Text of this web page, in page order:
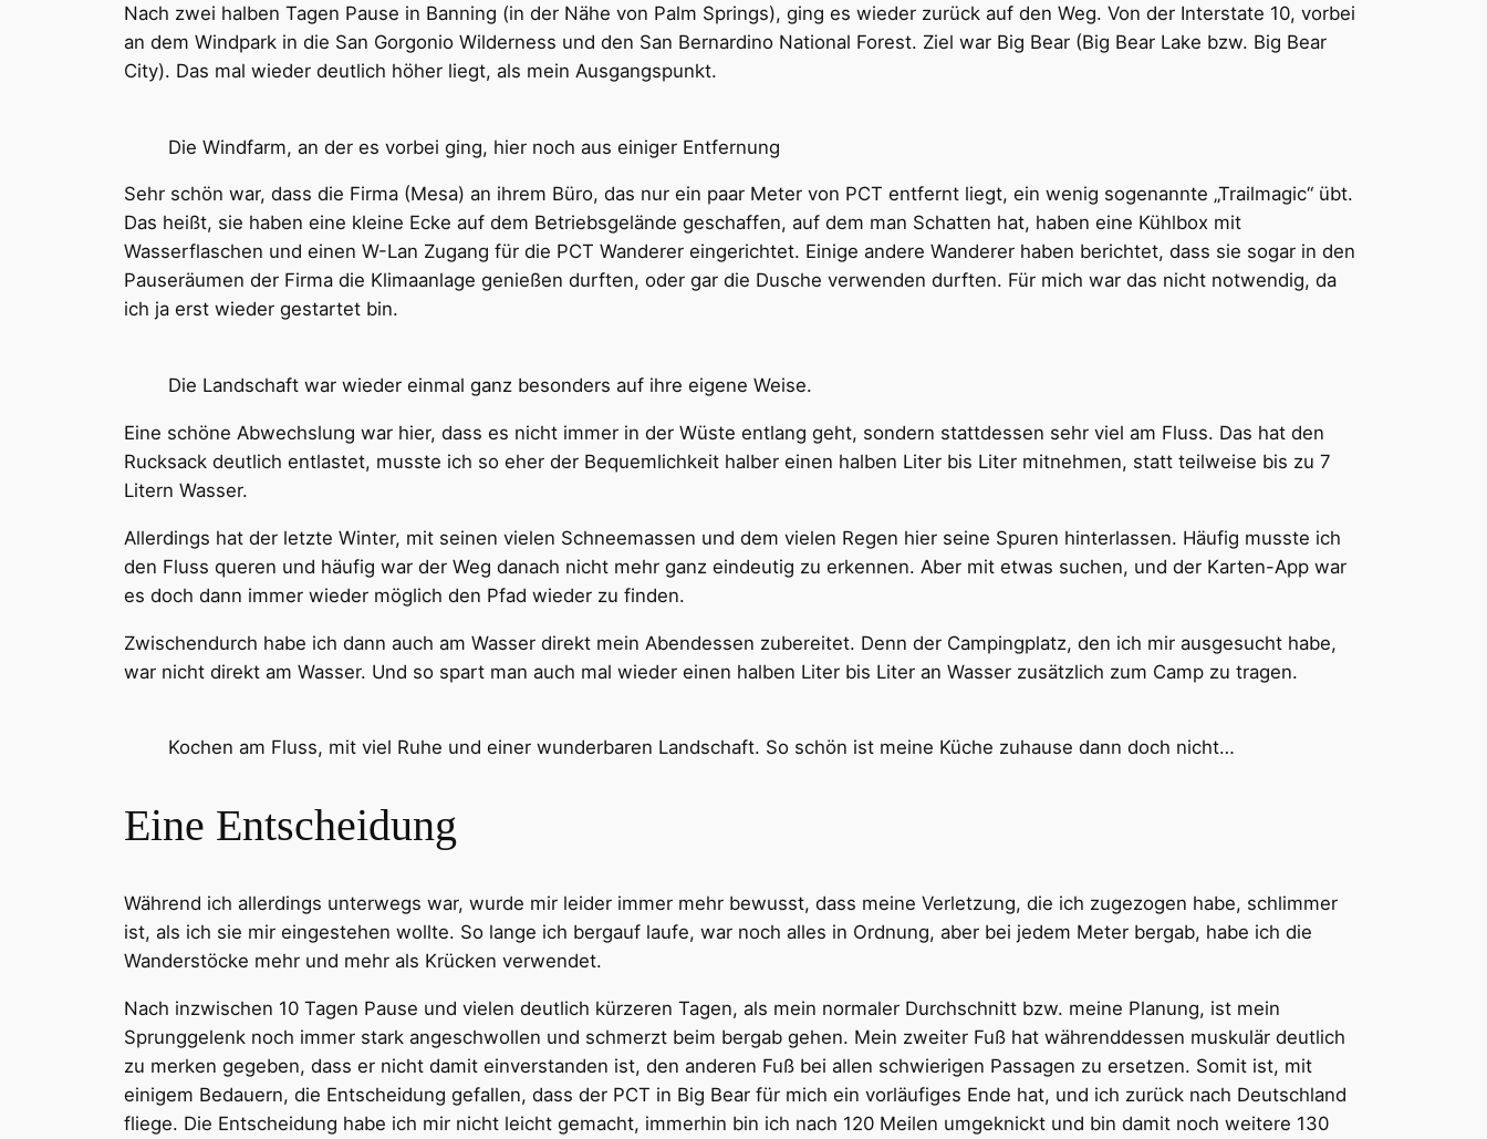
Nach zwei halben Tagen Pause in Banning (in der Nähe von Palm Springs), ging es wieder zurück auf den Weg. Von der Interstate 10, vorbei
an dem Windpark in die San Gorgonio Wilderness und den San Bernardino National Forest. Ziel war Big Bear (Big Bear Lake bzw. Big Bear
City). Das mal wieder deutlich höher liegt, als mein Ausgangspunkt.
Die Windfarm, an der es vorbei ging, hier noch aus einiger Entfernung
Sehr schön war, dass die Firma (Mesa) an ihrem Büro, das nur ein paar Meter von PCT entfernt liegt, ein wenig sogenannte „Trailmagic“ übt.
Das heißt, sie haben eine kleine Ecke auf dem Betriebsgelände geschaffen, auf dem man Schatten hat, haben eine Kühlbox mit
Wasserflaschen und einen W-Lan Zugang für die PCT Wanderer eingerichtet. Einige andere Wanderer haben berichtet, dass sie sogar in den
Pauseräumen der Firma die Klimaanlage genießen durften, oder gar die Dusche verwenden durften. Für mich war das nicht notwendig, da
ich ja erst wieder gestartet bin.
Die Landschaft war wieder einmal ganz besonders auf ihre eigene Weise.
Eine schöne Abwechslung war hier, dass es nicht immer in der Wüste entlang geht, sondern stattdessen sehr viel am Fluss. Das hat den
Rucksack deutlich entlastet, musste ich so eher der Bequemlichkeit halber einen halben Liter bis Liter mitnehmen, statt teilweise bis zu 7
Litern Wasser.
Allerdings hat der letzte Winter, mit seinen vielen Schneemassen und dem vielen Regen hier seine Spuren hinterlassen. Häufig musste ich
den Fluss queren und häufig war der Weg danach nicht mehr ganz eindeutig zu erkennen. Aber mit etwas suchen, und der Karten-App war
es doch dann immer wieder möglich den Pfad wieder zu finden.
Zwischendurch habe ich dann auch am Wasser direkt mein Abendessen zubereitet. Denn der Campingplatz, den ich mir ausgesucht habe,
war nicht direkt am Wasser. Und so spart man auch mal wieder einen halben Liter bis Liter an Wasser zusätzlich zum Camp zu tragen.
Kochen am Fluss, mit viel Ruhe und einer wunderbaren Landschaft. So schön ist meine Küche zuhause dann doch nicht…
Eine Entscheidung
Während ich allerdings unterwegs war, wurde mir leider immer mehr bewusst, dass meine Verletzung, die ich zugezogen habe, schlimmer
ist, als ich sie mir eingestehen wollte. So lange ich bergauf laufe, war noch alles in Ordnung, aber bei jedem Meter bergab, habe ich die
Wanderstöcke mehr und mehr als Krücken verwendet.
Nach inzwischen 10 Tagen Pause und vielen deutlich kürzeren Tagen, als mein normaler Durchschnitt bzw. meine Planung, ist mein
Sprunggelenk noch immer stark angeschwollen und schmerzt beim bergab gehen. Mein zweiter Fuß hat währenddessen muskulär deutlich
zu merken gegeben, dass er nicht damit einverstanden ist, den anderen Fuß bei allen schwierigen Passagen zu ersetzen. Somit ist, mit
einigem Bedauern, die Entscheidung gefallen, dass der PCT in Big Bear für mich ein vorläufiges Ende hat, und ich zurück nach Deutschland
fliege. Die Entscheidung habe ich mir nicht leicht gemacht, immerhin bin ich nach 120 Meilen umgeknickt und bin damit noch weitere 130